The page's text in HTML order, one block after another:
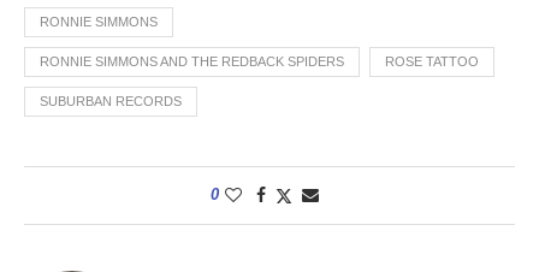
RONNIE SIMMONS
RONNIE SIMMONS AND THE REDBACK SPIDERS ROSE TATTOO
SUBURBAN RECORDS
0